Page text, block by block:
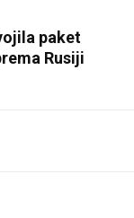
paket
Rusiji